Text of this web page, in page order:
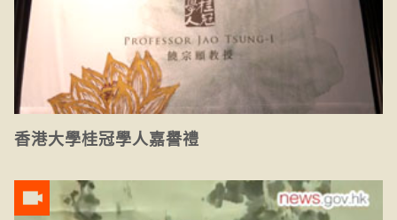
香港大學桂冠學人嘉譽禮